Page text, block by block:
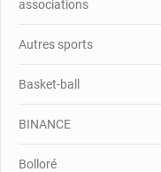
associations
Autres sports
Basket-ball
BINANCE
Bolloré